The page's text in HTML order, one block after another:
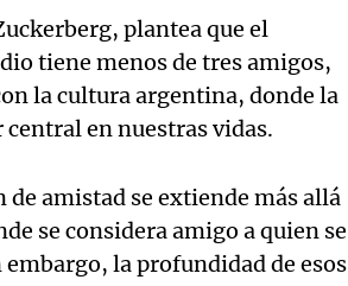
plantea que el
tiene menos de tres amigos,
la cultura argentina, donde la
en nuestras vidas.
amistad se extiende más allá
se considera amigo a quien se
la profundidad de esos